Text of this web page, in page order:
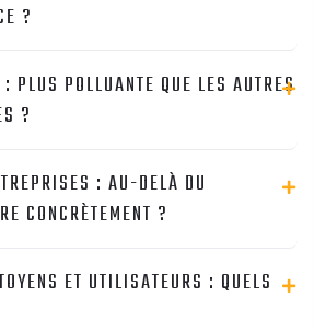
?
POLLUANTE QUE LES AUTRES
?
: AU-DELÀ DU
CONCRÈTEMENT ?
ET UTILISATEURS : QUELS